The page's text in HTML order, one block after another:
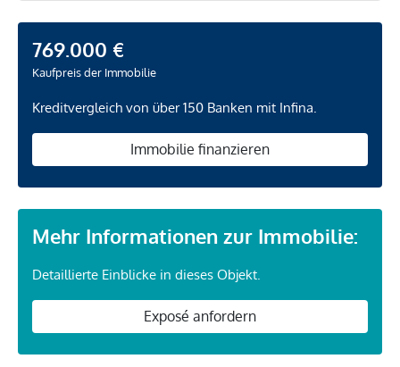
769.000 €
Kaufpreis der Immobilie
Kreditvergleich von über 150 Banken mit Infina.
Immobilie finanzieren
Mehr Informationen zur Immobilie:
Detaillierte Einblicke in dieses Objekt.
Exposé anfordern